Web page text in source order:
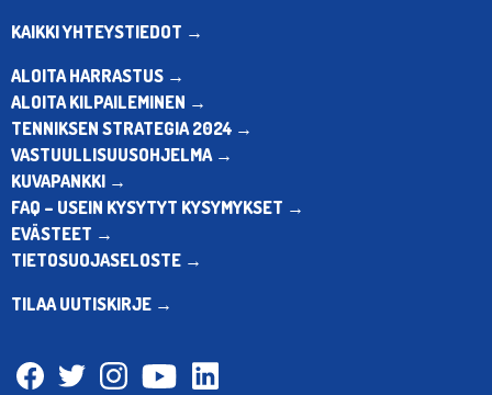
KAIKKI YHTEYSTIEDOT →
ALOITA HARRASTUS →
ALOITA KILPAILEMINEN →
TENNIKSEN STRATEGIA 2024 →
VASTUULLISUUSOHJELMA →
KUVAPANKKI →
FAQ – USEIN KYSYTYT KYSYMYKSET →
EVÄSTEET →
TIETOSUOJASELOSTE →
TILAA UUTISKIRJE →